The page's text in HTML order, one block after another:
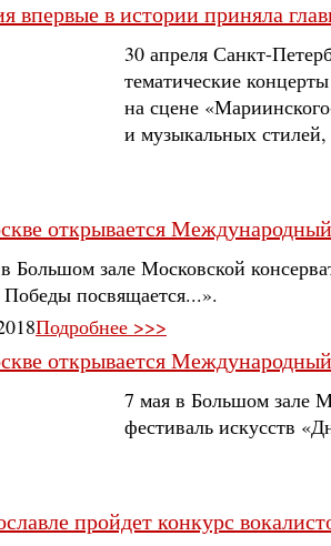
впервые в истории приняла
30 апреля Санкт-
тематические
на сцене
и музыкальных
открывается
Большом зале Московской
посвящается...».
Подробнее >>>
открывается
7 мая в Большом зале
фестиваль искусств
пройдет конкурс